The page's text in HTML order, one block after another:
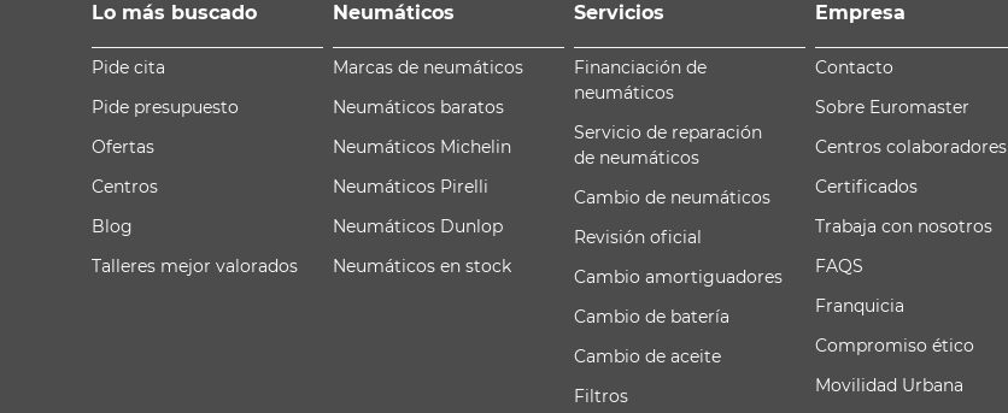
Lo más buscado
Pide cita
Pide presupuesto
Ofertas
Centros
Blog
Talleres mejor valorados
Neumáticos
Marcas de neumáticos
Neumáticos baratos
Neumáticos Michelin
Neumáticos Pirelli
Neumáticos Dunlop
Neumáticos en stock
Servicios
Financiación de
neumáticos
Servicio de reparación
de neumáticos
Cambio de neumáticos
Revisión oficial
Cambio amortiguadores
Cambio de batería
Cambio de aceite
Filtros
Empresa
Contacto
Sobre Euromaster
Centros colaboradores
Certificados
Trabaja con nosotros
FAQS
Franquicia
Compromiso ético
Movilidad Urbana